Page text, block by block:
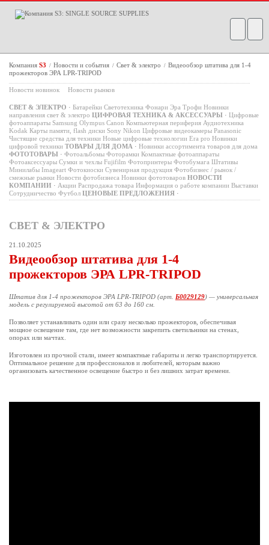
Компания S3 / Новости и события / Свет & электро / Видеообзор штатива для 1-4
прожекторов ЭРА LPR-TRIPOD
Новости новинок Новости рынков
СВЕТ & ЭЛЕКТРО · Батарейки Светотехника Фонари Эра Трофи Новинки
направления свет & электро ЦИФРОВАЯ ТЕХНИКА & АКСЕССУАРЫ · Цифровые
фотоаппараты Samsung Olympus Canon Компьютерная периферия Аудиотехника
Kodak Карты памяти, flash диски Sony Nikon Цифровые видеокамеры Panasonic
Чистящие средства для техники Новые цифровые технологии Era pro Новинки
цифровой техники ТОВАРЫ ДЛЯ ДОМА · Новинки ассортимента товаров для дома
ФОТОТОВАРЫ · Фотоальбомы Фоторамки Компактные фотоаппараты
Фотоаксессуары Сумки и чехлы Fujifilm Фотопринтеры Фотобумага Штативы
Минилабы Imageart Фотокиоски Сувенирная продукция Фотобизнес / рынок /
смежные рынки Новости фотобизнеса Новинки фототоваров НОВОСТИ
КОМПАНИИ · Акции Распродажа товара Информация о работе компании Выставки
Сотрудничество Футбол ЦЕНОВЫЕ ПРЕДЛОЖЕНИЯ ·
СВЕТ & ЭЛЕКТРО
21.10.2025
Видеообзор штатива для 1-4
прожекторов ЭРА LPR-TRIPOD
Штатив для 1-4 прожекторов ЭРА LPR-TRIPOD (арт. Б0029129) — универсальная
модель с регулируемой высотой от 63 до 160 см.
Позволяет устанавливать один или сразу несколько прожекторов, обеспечивая
мощное освещение там, где нет возможности закрепить светильники на стенах,
опорах или мачтах.
Изготовлен из прочной стали, имеет компактные габариты и легко транспортируется.
Оптимальное решение для профессионалов и любителей, которым важно
организовать качественное освещение быстро и без лишних затрат времени.